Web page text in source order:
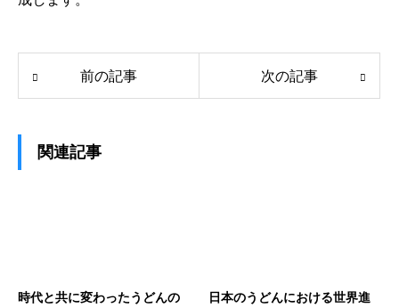
前の記事 次の記事
関連記事
時代と共に変わったうどんの
日本のうどんにおける世界進